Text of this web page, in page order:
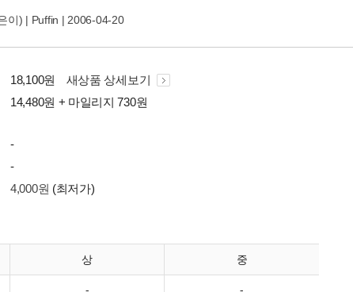
이) | Puffin | 2006-04-20
18,100원
새상품 상세보기
14,480원 + 마일리지 730원
-
-
4,000원 (최저가)
상 중